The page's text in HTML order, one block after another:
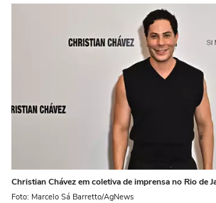
Christian Chávez em coletiva de imprensa no Rio de
Foto: Marcelo Sá Barretto/AgNews